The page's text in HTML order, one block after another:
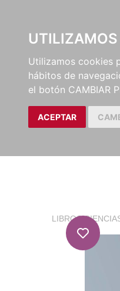
Utilizamos cookies
hábitos de
el botón CAMBIAR
ACEPTAR
LIBROS/